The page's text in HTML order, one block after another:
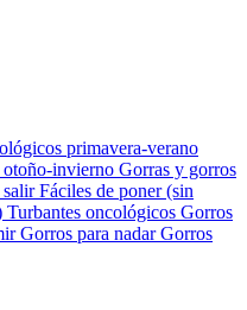
primavera-verano
otoño-invierno Gorras y gorros
salirFáciles de poner (sin
Turbantes oncológicos Gorros
Gorros para nadarGorros